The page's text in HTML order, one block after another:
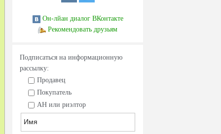
Он-лйан диалог ВКонтакте
Рекомендовать друзьям
Подписаться на информационную
рассылку:
Продавец
Покупатель
АН или риэлтор